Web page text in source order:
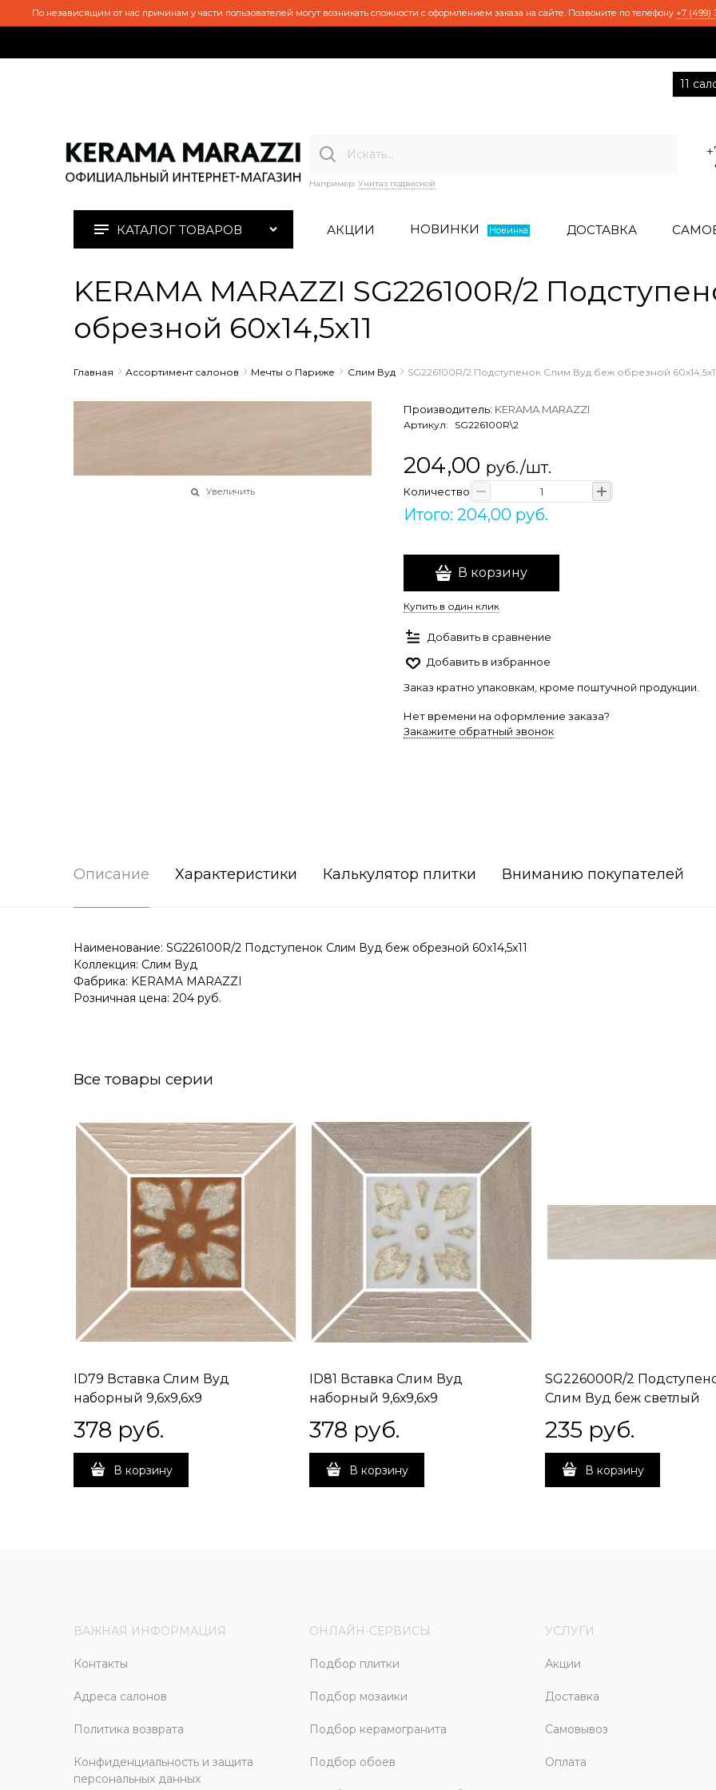
По независящим от нас причинам у части пользователей могут возникать сложности с оформлением заказа на сайте. Позвоните по телефону +7 (499)
11
Например: Унитаз подвесной
КАТАЛОГ ТОВАРОВ АКЦИИ НОВИНКИ Новинка ДОСТАВКА
KERAMA MARAZZI SG226100R/2
обрезной 60х14,5х11
Главная Ассортимент салонов Мечты о Париже Слим Вуд SG226100R/2 Подступенок Слим Вуд беж обрезной
Увеличить
Производитель: KERAMA MARAZZI
Артикул: SG226100R\2
204,00 руб./шт.
Количество
Итого: 204,00 руб.
В корзину
Купить в один клик
Добавить в сравнение
Добавить в избранное
Заказ кратно упаковкам, кроме поштучной продукции.
Нет времени на оформление заказа?
Закажите обратный звонок
Описание Характеристики Калькулятор плитки Вниманию покупателей
Наименование: SG226100R/2 Подступенок Слим Вуд беж обрезной 60х14,5х11
Коллекция: Слим Вуд
Фабрика: KERAMA MARAZZI
Розничная цена: 204 руб.
Все товары серии
ID79 Вставка Слим Вуд
наборный 9,6х9,6х9
378 руб.
В корзину
ID81 Вставка Слим Вуд
наборный 9,6х9,6х9
378 руб.
В корзину
SG226000R/2
Слим Вуд беж светлый
обрезной 60х14,5х11
235 руб.
В корзину
ВАЖНАЯ ИНФОРМАЦИЯ
Контакты
Адреса салонов
Политика возврата
Конфиденциальность и защита
персональных данных
ОНЛАЙН-СЕРВИСЫ
Подбор плитки
Подбор мозаики
Подбор керамогранита
Подбор обоев
УСЛУГИ
Акции
Доставка
Самовывоз
Оплата